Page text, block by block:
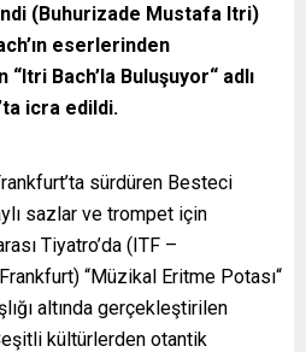
(Buhurizade Mustafa Itri)
eserlerinden
Bach’la Buluşuyor“ adlı
icra edildi.
sürdüren Besteci
sazlar ve trompet için
Tiyatro’da (ITF –
“Müzikal Eritme Potası“
altında gerçekleştirilen
kültürlerden otantik